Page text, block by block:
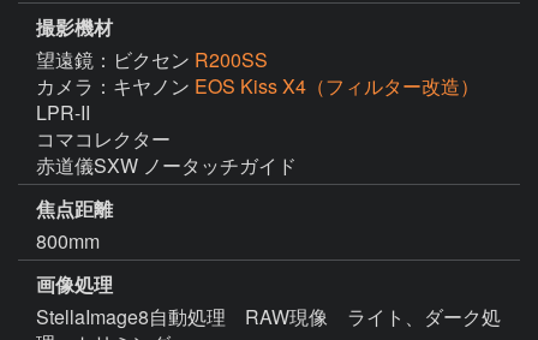
撮影機材
望遠鏡：ビクセン R200SS
カメラ：キヤノン EOS Kiss X4（フィルター改造）
LPR-II
コマコレクター
赤道儀SXW ノータッチガイド
焦点距離
800mm
画像処理
StellaImage8自動処理　RAW現像　ライト、ダーク処